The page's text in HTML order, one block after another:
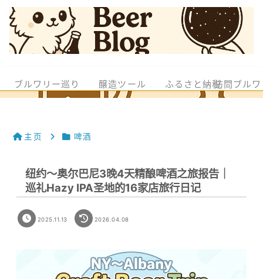
ブルワリー巡り 醸造ツール ふるさと納税訪問ブル
主页 啤酒
纽约～奥尔巴尼3晚4天精酿啤酒之旅报告｜
巡礼Hazy IPA圣地的16家店旅行日记
2025.11.13 2026.04.08